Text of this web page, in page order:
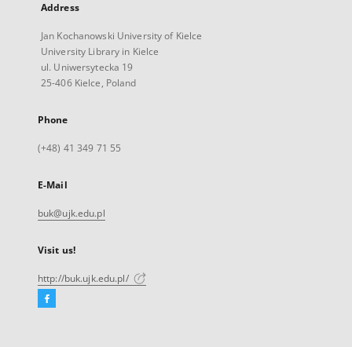
Address
Jan Kochanowski University of Kielce
University Library in Kielce
ul. Uniwersytecka 19
25-406 Kielce, Poland
Phone
(+48) 41 349 71 55
E-Mail
buk@ujk.edu.pl
Visit us!
http://buk.ujk.edu.pl/
Facebook